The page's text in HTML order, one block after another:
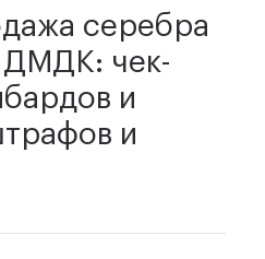
серебра
чек-
и
и